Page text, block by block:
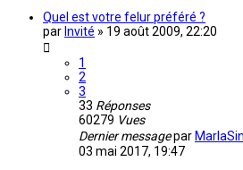
Quel est votre felur préféré ?
par Invité » 19 août 2009, 22:20
1
2
3
33 Réponses
60279 Vues
Dernier messagepar
03 mai 2017, 19:47